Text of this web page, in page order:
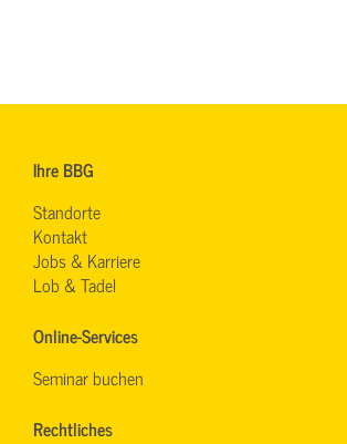
Ihre BBG
Standorte
Kontakt
Jobs & Karriere
Lob & Tadel
Online-Services
Seminar buchen
Rechtliches